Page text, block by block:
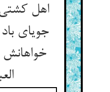
اهل
جویای